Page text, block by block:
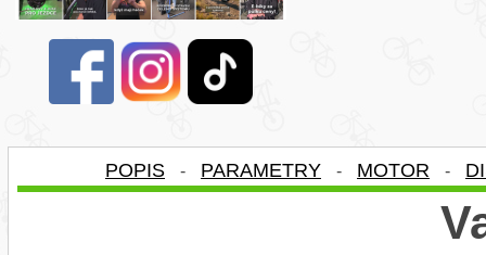
POPIS - PARAMETRY - MOTOR -